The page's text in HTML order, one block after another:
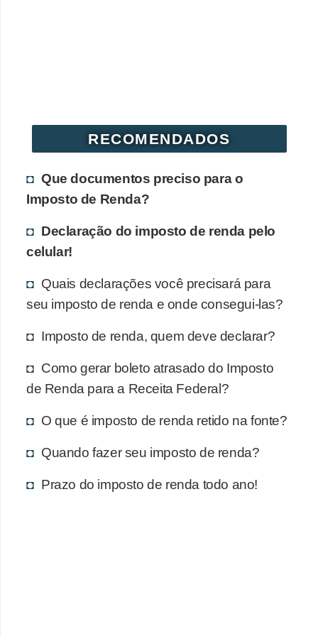
RECOMENDADOS
Que documentos preciso para o
Imposto de Renda?
Declaração do imposto de renda pelo
celular!
Quais declarações você precisará para
seu imposto de renda e onde consegui-las?
Imposto de renda, quem deve declarar?
Como gerar boleto atrasado do Imposto
de Renda para a Receita Federal?
O que é imposto de renda retido na fonte?
Quando fazer seu imposto de renda?
Prazo do imposto de renda todo ano!
s
a